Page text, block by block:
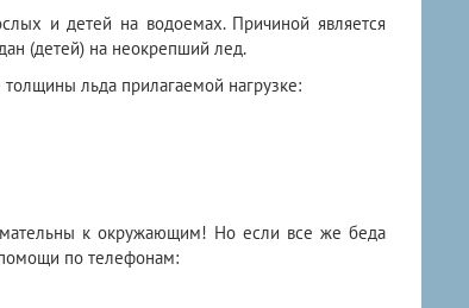
и детей на водоемах. Причиной является
(детей) на неокрепший лед.
льда прилагаемой нагрузке:
к окружающим! Но если все же беда
по телефонам: